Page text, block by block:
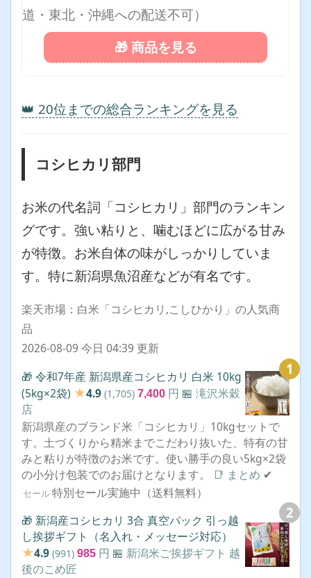
道・東北・沖縄への配送不可）
🎁 商品を見る
👑 20位までの総合ランキングを見る
コシヒカリ部門
お米の代名詞「コシヒカリ」部門のランキン
グです。強い粘りと、噛むほどに広がる甘み
が特徴。お米自体の味がしっかりしていま
す。特に新潟県魚沼産などが有名です。
楽天市場：白米「コシヒカリ,こしひかり」の人気商
品
2026-08-09 今日 04:39 更新
1
🎁 令和7年産 新潟県産コシヒカリ 白米 10kg
(5kg×2袋) ★4.9 (1,705) 7,400 円 🏪 滝沢米穀
店
新潟県産のブランド米「コシヒカリ」10kgセットで
す。土づくりから精米までこだわり抜いた、特有の甘
みと粘りが特徴のお米です。使い勝手の良い5kg×2袋
の小分け包装でのお届けとなります。
📑 まとめ ✔
セール 特別セール実施中（送料無料）
2
🎁 新潟産コシヒカリ 3合 真空パック 引っ越
し挨拶ギフト（名入れ・メッセージ対応）
★4.9 (991) 985 円 🏪 新潟米ご挨拶ギフト 越
後のこめ匠